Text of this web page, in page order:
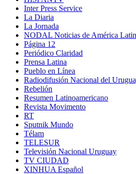
Inter Press Service
La Diaria
La Jornada
NODAL Noticias de América
Página 12
Periódico Claridad
Prensa Latina
Pueblo en Línea
Radiodifusión Nacional del
Rebelión
Resumen Latinoamericano
Revista Movimento
RT
Sputnik Mundo
Télam
TELESUR
Televisión Nacional Uruguay
TV CIUDAD
XINHUA Español